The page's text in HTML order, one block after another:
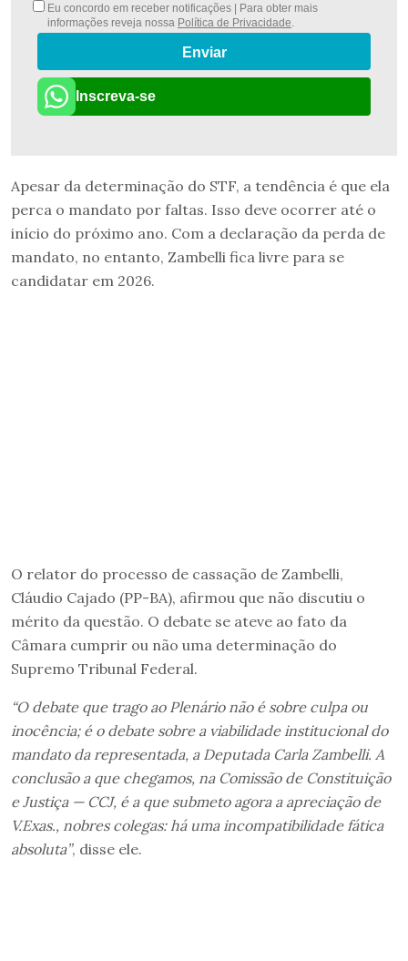
Eu concordo em receber notificações | Para obter mais
informações reveja nossa Política de Privacidade.
Enviar
Inscreva-se
Apesar da determinação do STF, a tendência é que ela
perca o mandato por faltas. Isso deve ocorrer até o
início do próximo ano. Com a declaração da perda de
mandato, no entanto, Zambelli fica livre para se
candidatar em 2026.
O relator do processo de cassação de Zambelli,
Cláudio Cajado (PP-BA), afirmou que não discutiu o
mérito da questão. O debate se ateve ao fato da
Câmara cumprir ou não uma determinação do
Supremo Tribunal Federal.
“O debate que trago ao Plenário não é sobre culpa ou
inocência; é o debate sobre a viabilidade institucional do
mandato da representada, a Deputada Carla Zambelli. A
conclusão a que chegamos, na Comissão de Constituição
e Justiça — CCJ, é a que submeto agora a apreciação de
V.Exas., nobres colegas: há uma incompatibilidade fática
absoluta”, disse ele.